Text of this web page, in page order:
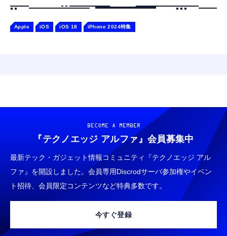
Apple iOS iOS 18 iPhone 2024特集
BECOME A MEMBER
『テクノエッジ アルファ』 会員募集中
最新テック・ガジェット情報コミュニティ『テクノエッジ アル
ファ』を開設しました。会員専用Discrodサーバ参加権やイベン
ト招待、会員限定コンテンツなど特典多数です。
今すぐ登録